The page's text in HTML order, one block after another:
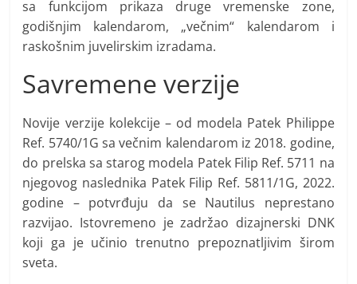
sa funkcijom prikaza druge vremenske zone,
godišnjim kalendarom, „večnim“ kalendarom i
raskošnim juvelirskim izradama.
Savremene verzije
Novije verzije kolekcije – od modela Patek Philippe
Ref. 5740/1G sa večnim kalendarom iz 2018. godine,
do prelska sa starog modela Patek Filip Ref. 5711 na
njegovog naslednika Patek Filip Ref. 5811/1G, 2022.
godine – potvrđuju da se Nautilus neprestano
razvijao. Istovremeno je zadržao dizajnerski DNK
koji ga je učinio trenutno prepoznatljivim širom
sveta.